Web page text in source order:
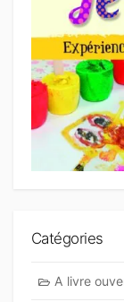
Catégories
A livre